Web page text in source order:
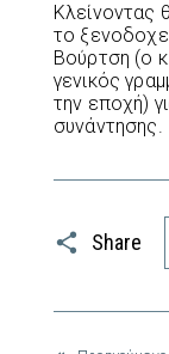
Κλείνοντας
το
Βούρτση (ο
γενικός
την εποχή)
συνάντησης.
Share